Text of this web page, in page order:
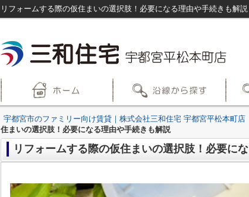
リフォームする際の仮住まいの選択肢！必要になる理由や手続きも解
宇都宮市のファミリー向け賃貸｜株式会社三和住宅 宇都宮平松本町店
住まいの選択肢！必要になる理由や手続きも解説
リフォームする際の仮住まいの選択肢！必要に